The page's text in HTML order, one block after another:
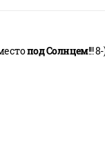
под Солнцем!!!